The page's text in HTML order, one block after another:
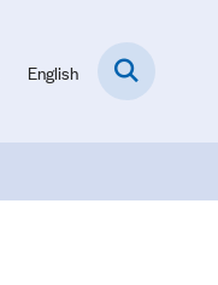
English